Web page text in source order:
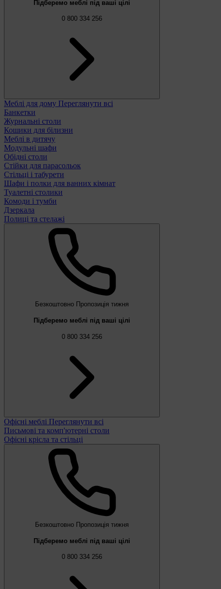
Підберемо меблі під ваші цілі
0 800 334 256
Меблі для дому Переглянути всі
Банкетки
Журнальні столи
Кошики для білизни
Меблі в дитячу
Модульні шафи
Обідні столи
Стійки для парасольок
Стільці і табурети
Шафи і полки для ванних кімнат
Туалетні столики
Комоди і тумби
Дзеркала
Полиці та стелажі
Безкоштовно Пропозиція тижня
Підберемо меблі під ваші цілі
0 800 334 256
Офісні меблі Переглянути всі
Письмові та комп'ютерні столи
Офісні крісла та стільці
Безкоштовно Пропозиція тижня
Підберемо меблі під ваші цілі
0 800 334 256